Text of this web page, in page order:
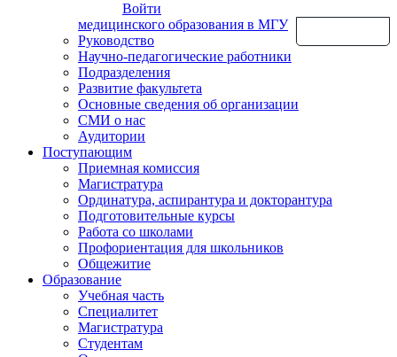
Войти
медицинского образования в МГУ
Руководство
Научно-педагогические работники
Подразделения
Развитие факультета
Основные сведения об организации
СМИ о нас
Аудитории
Поступающим
Приемная комиссия
Магистратура
Ординатура, аспирантура и докторантура
Подготовительные курсы
Работа со школами
Профориентация для школьников
Общежитие
Образование
Учебная часть
Специалитет
Магистратура
Студентам